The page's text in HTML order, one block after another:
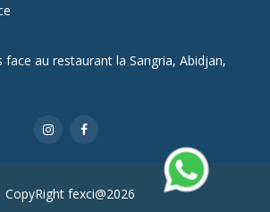
face au restaurant la Sangria, Abidjan,
CopyRight fexci@2026